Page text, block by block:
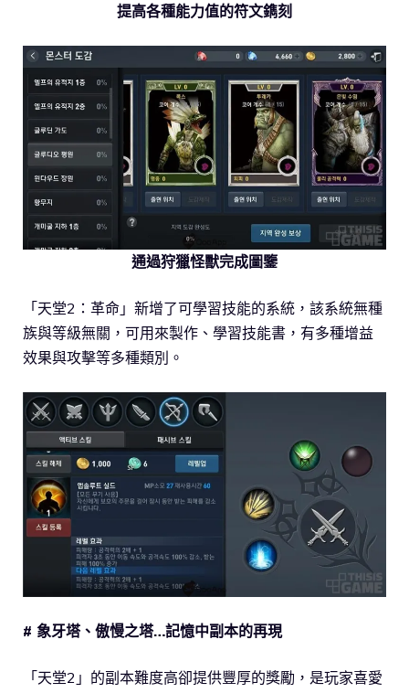
提高各種能力值的符文鐫刻
通過狩獵怪獸完成圖鑒
「天堂2：革命」新增了可學習技能的系統，該系統無種
族與等級無關，可用來製作、學習技能書，有多種增益
效果與攻擊等多種類別。
# 象牙塔、傲慢之塔…記憶中副本的再現
「天堂2」的副本難度高卻提供豐厚的獎勵，是玩家喜愛